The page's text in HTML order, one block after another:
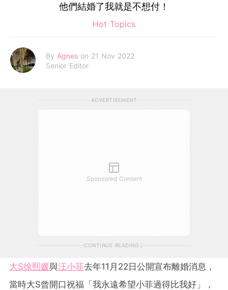
他們結婚了我就是不想付！
Hot Topics
By Agnes on 21 Nov 2022
Senior Editor
ADVERTISEMENT
Sponsored Content
CONTINUE READING
大S徐熙媛與汪小菲去年11月22日公開宣布離婚消息，
當時大S曾開口祝福「我永遠希望小菲過得比我好」，